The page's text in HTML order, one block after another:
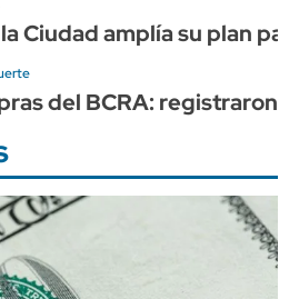
Ciudad amplía su plan
del BCRA: